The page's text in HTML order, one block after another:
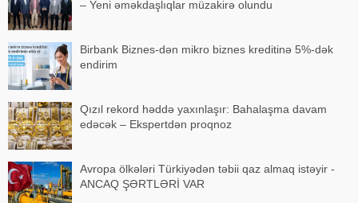
– Yeni əməkdaşlıqlar müzakirə olundu
Birbank Biznes-dən mikro biznes kreditinə 5%-dək
endirim
Qızıl rekord həddə yaxınlaşır: Bahalaşma davam
edəcək – Ekspertdən proqnoz
Avropa ölkələri Türkiyədən təbii qaz almaq istəyir -
ANCAQ ŞƏRTLƏRİ VAR